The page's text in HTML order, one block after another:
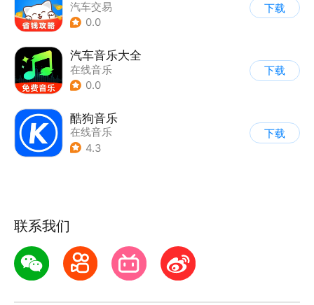
汽车交易
0.0
下载
汽车音乐大全
在线音乐
0.0
下载
酷狗音乐
在线音乐
4.3
下载
联系我们